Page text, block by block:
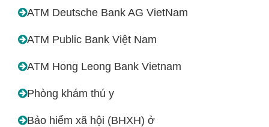
ATM Deutsche Bank AG VietNam
ATM Public Bank Việt Nam
ATM Hong Leong Bank Vietnam
Phòng khám thú y
Bảo hiểm xã hội (BHXH) ở